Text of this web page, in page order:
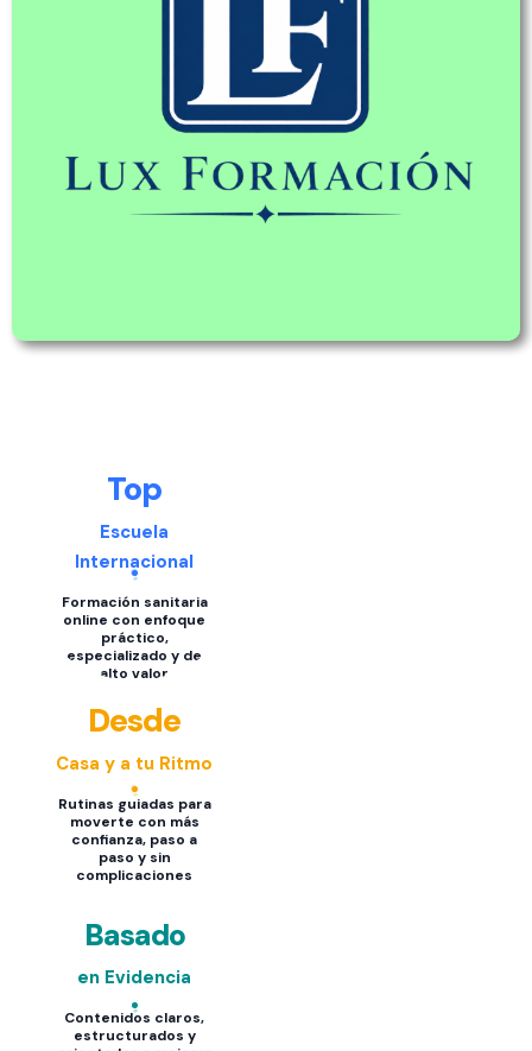
Top
Escuela
Internacional
Formación sanitaria
online con enfoque
práctico,
especializado y de
alto valor
Desde
Casa y a tu Ritmo
Rutinas guiadas para
moverte con más
confianza, paso a
paso y sin
complicaciones
Basado
en Evidencia
Contenidos claros,
estructurados y